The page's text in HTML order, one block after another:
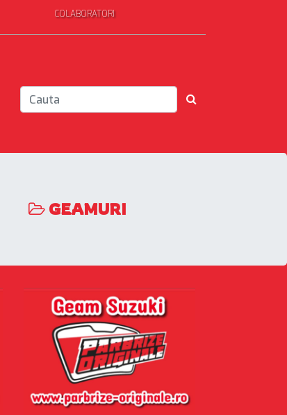
COLABORATORI
GEAMURI